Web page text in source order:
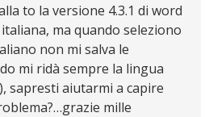
to la versione 4.3.1 di word
ma quando seleziono
non mi salva le
mi ridà sempre la lingua
sapresti aiutarmi a capire
mille